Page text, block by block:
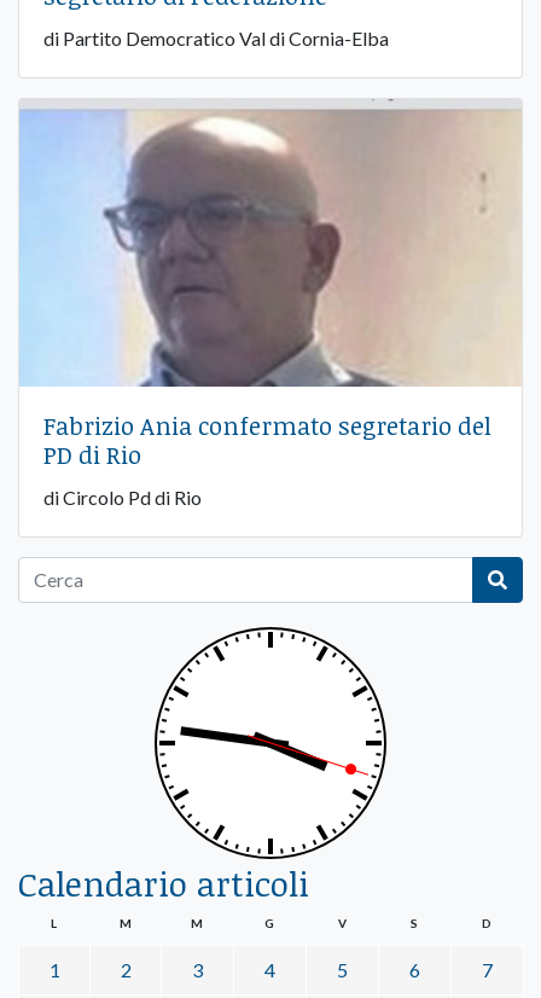
di Partito Democratico Val di Cornia-Elba
Fabrizio Ania confermato segretario del
PD di Rio
di Circolo Pd di Rio
Calendario articoli
L M M G V S D
1 2 3 4 5 6 7